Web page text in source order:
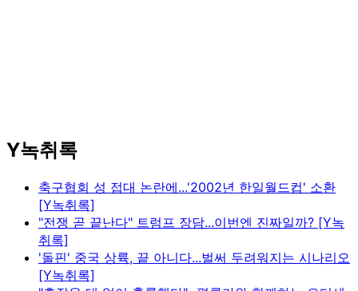
Y녹취록
축구협회 성 접대 논란에...'2002년 한일월드컵' 소환
[Y녹취록]
"전쟁 곧 끝난다" 트럼프 장담...이번엔 진짜일까? [Y녹
취록]
'돌핀' 중국 상륙, 끝 아니다...벌써 두려워지는 시나리오
[Y녹취록]